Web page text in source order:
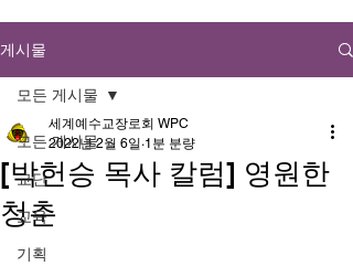
게시물
모든 게시물
교단
교육
기획
모든 게시물
[박헌승 목사 칼럼] 영원한
청춘
세계예수교장로회 WPC
2022년 2월 6일 1분 분량